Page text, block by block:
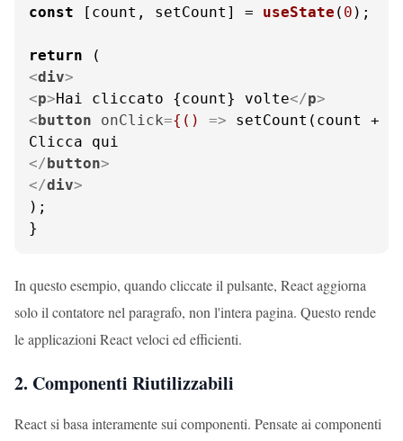
const [count, setCount] = useState ( 0 );
return
<div>
<p>Hai cliccato {count} volte</p>
<button onClick={() => setCount(count +
</button>
</div>
);
}
In questo esempio, quando cliccate il pulsante, React aggiorna
solo il contatore nel paragrafo, non l'intera pagina. Questo rende
le applicazioni React veloci ed efficienti.
2. Componenti Riutilizzabili
React si basa interamente sui componenti. Pensate ai componenti